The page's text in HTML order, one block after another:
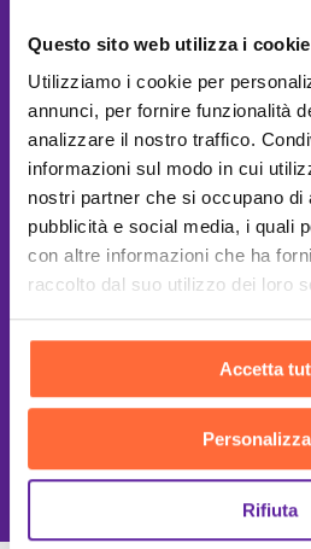
Questo sito web utilizza i cookie
Utilizziamo i cookie per
annunci, per fornire funzionalità
analizzare il nostro traffico.
informazioni sul modo in cui
nostri partner che si occupano di
pubblicità e social media, i quali
con altre informazioni che ha
raccolto dal suo utilizzo dei loro
Accetta
Personalizza
Rifiuta
This site is protected by reCAPTCHA